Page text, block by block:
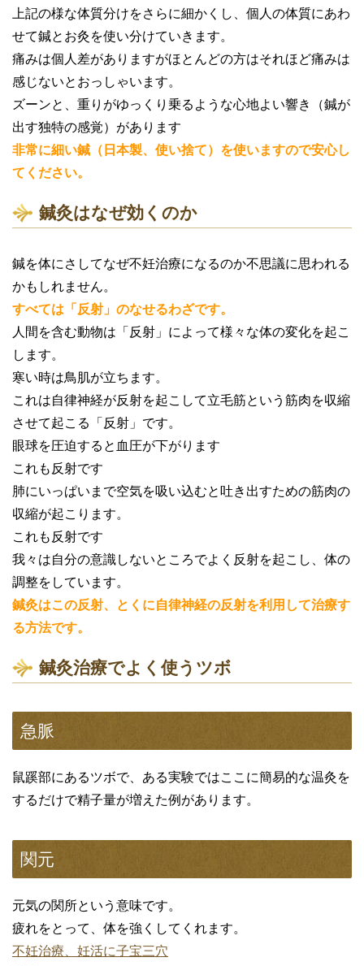
上記の様な体質分けをさらに細かくし、個人の体質にあわ
せて鍼とお灸を使い分けていきます。
痛みは個人差がありますがほとんどの方はそれほど痛みは
感じないとおっしゃいます。
ズーンと、重りがゆっくり乗るような心地よい響き（鍼が
出す独特の感覚）があります
非常に細い鍼（日本製、使い捨て）を使いますので安心し
てください。
鍼灸はなぜ効くのか
鍼を体にさしてなぜ不妊治療になるのか不思議に思われる
かもしれません。
すべては「反射」のなせるわざです。
人間を含む動物は「反射」によって様々な体の変化を起こ
します。
寒い時は鳥肌が立ちます。
これは自律神経が反射を起こして立毛筋という筋肉を収縮
させて起こる「反射」です。
眼球を圧迫すると血圧が下がります
これも反射です
肺にいっぱいまで空気を吸い込むと吐き出すための筋肉の
収縮が起こります。
これも反射です
我々は自分の意識しないところでよく反射を起こし、体の
調整をしています。
鍼灸はこの反射、とくに自律神経の反射を利用して治療す
る方法です。
鍼灸治療でよく使うツボ
急脈
鼠蹊部にあるツボで、ある実験ではここに簡易的な温灸を
するだけで精子量が増えた例があります。
関元
元気の関所という意味です。
疲れをとって、体を強くしてくれます。
不妊治療、妊活に子宝三穴